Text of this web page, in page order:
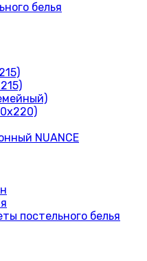
белья
NUANCE
постельного белья